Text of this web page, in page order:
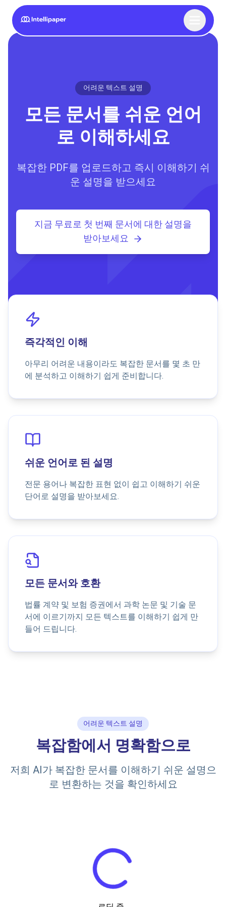
어려운 텍스트 설명
모든 문서를 쉬운 언어
로 이해하세요
복잡한 PDF를 업로드하고 즉시 이해하기 쉬
운 설명을 받으세요
지금 무료로 첫 번째 문서에 대한 설명을
받아보세요
즉각적인 이해
아무리 어려운 내용이라도 복잡한 문서를 몇 초 만
에 분석하고 이해하기 쉽게 준비합니다.
쉬운 언어로 된 설명
전문 용어나 복잡한 표현 없이 쉽고 이해하기 쉬운
단어로 설명을 받아보세요.
모든 문서와 호환
법률 계약 및 보험 증권에서 과학 논문 및 기술 문
서에 이르기까지 모든 텍스트를 이해하기 쉽게 만
들어 드립니다.
어려운 텍스트 설명
복잡함에서 명확함으로
저희 AI가 복잡한 문서를 이해하기 쉬운 설명으
로 변환하는 것을 확인하세요